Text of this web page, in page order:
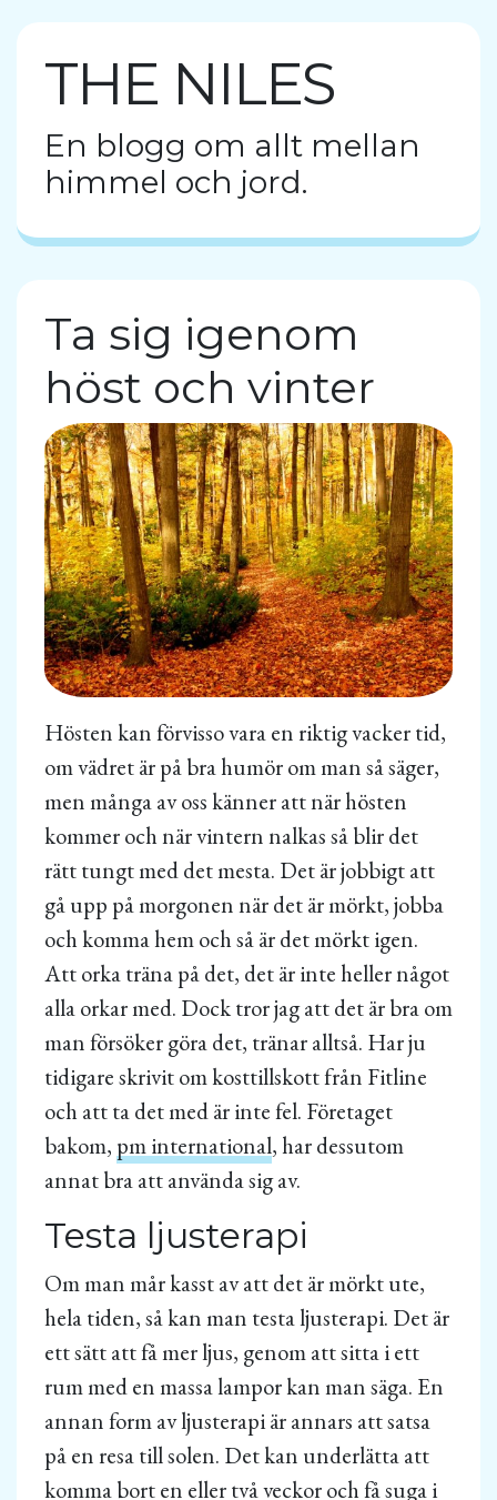
THE NILES
En blogg om allt mellan
himmel och jord.
Ta sig igenom
höst och vinter
Hösten kan förvisso vara en riktig vacker tid,
om vädret är på bra humör om man så säger,
men många av oss känner att när hösten
kommer och när vintern nalkas så blir det
rätt tungt med det mesta. Det är jobbigt att
gå upp på morgonen när det är mörkt, jobba
och komma hem och så är det mörkt igen.
Att orka träna på det, det är inte heller något
alla orkar med. Dock tror jag att det är bra om
man försöker göra det, tränar alltså. Har ju
tidigare skrivit om kosttillskott från Fitline
och att ta det med är inte fel. Företaget
bakom, pm international, har dessutom
annat bra att använda sig av.
Testa ljusterapi
Om man mår kasst av att det är mörkt ute,
hela tiden, så kan man testa ljusterapi. Det är
ett sätt att få mer ljus, genom att sitta i ett
rum med en massa lampor kan man säga. En
annan form av ljusterapi är annars att satsa
på en resa till solen. Det kan underlätta att
komma bort en eller två veckor och få suga i